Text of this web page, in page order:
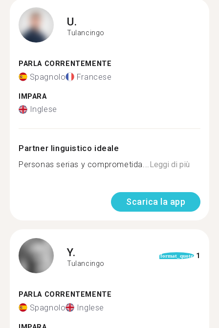
U.
Tulancingo
PARLA CORRENTEMENTE
Spagnolo Francese
IMPARA
Inglese
Partner linguistico ideale
Personas serias y comprometida...Leggi di più
Scarica la app
Y.
Tulancingo
format_quote 1
PARLA CORRENTEMENTE
Spagnolo Inglese